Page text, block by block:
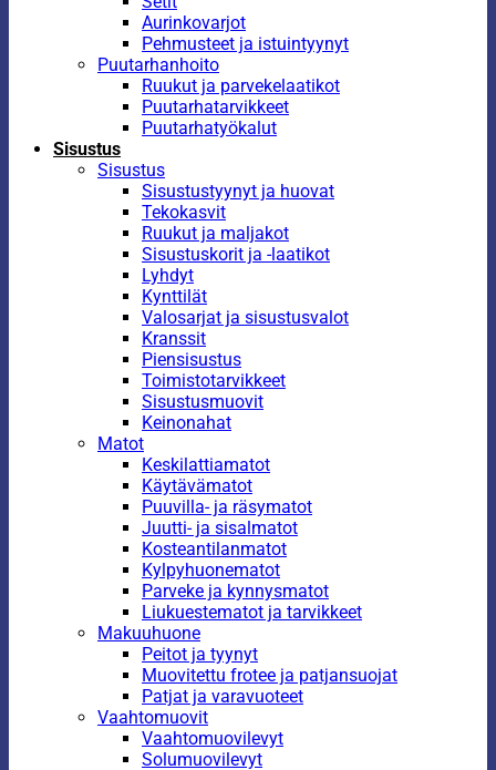
Aurinkovarjot
Pehmusteet ja istuintyynyt
Puutarhanhoito
Ruukut ja parvekelaatikot
Puutarhatarvikkeet
Puutarhatyökalut
Sisustus
Sisustus
Sisustustyynyt ja huovat
Tekokasvit
Ruukut ja maljakot
Sisustuskorit ja -laatikot
Lyhdyt
Kynttilät
Valosarjat ja sisustusvalot
Kranssit
Piensisustus
Toimistotarvikkeet
Sisustusmuovit
Keinonahat
Matot
Keskilattiamatot
Käytävämatot
Puuvilla- ja räsymatot
Juutti- ja sisalmatot
Kosteantilanmatot
Kylpyhuonematot
Parveke ja kynnysmatot
Liukuestematot ja tarvikkeet
Makuuhuone
Peitot ja tyynyt
Muovitettu frotee ja patjansuojat
Patjat ja varavuoteet
Vaahtomuovit
Vaahtomuovilevyt
Solumuovilevyt